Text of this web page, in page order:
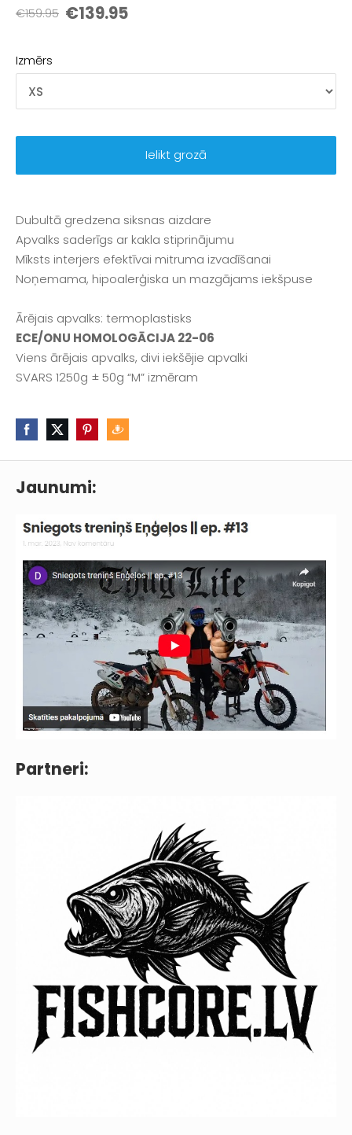
Jaunumi:
Partneri:
€159.95 €139.95
Izmērs
Ielikt grozā
Dubultā gredzena siksnas aizdare
Apvalks saderīgs ar kakla stiprinājumu
Mīksts interjers efektīvai mitruma izvadīšanai
Noņemama, hipoalerģiska un mazgājams iekšpuse
Ārējais apvalks: termoplastisks
ECE/ONU HOMOLOGĀCIJA 22-06
Viens ārējais apvalks, divi iekšējie apvalki
SVARS 1250g ± 50g “M” izmēram